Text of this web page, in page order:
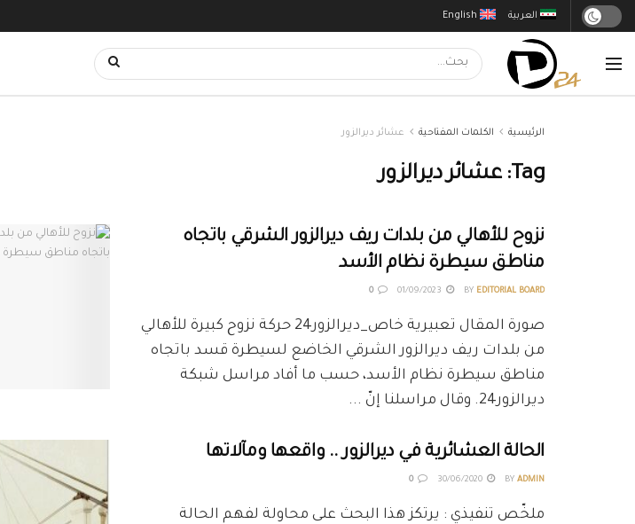
English العربية
الرئيسية الكلمات المفتاحية عشائر ديرالزور
Tag: عشائر ديرالزور
نزوح للأهالي من بلدات ريف ديرالزور الشرقي باتجاه
مناطق سيطرة نظام الأسد
BY EDITORIAL BOARD
0
صورة المقال تعبيرية خاص_ديرالزور24 حركة نزوح كبيرة للأهالي
من بلدات ريف ديرالزور الشرقي الخاضع لسيطرة قسد باتجاه
مناطق سيطرة نظام الأسد، حسب ما أفاد مراسل شبكة
ديرالزور24. وقال مراسلنا إنّ ...
الحالة العشائرية في ديرالزور .. واقعها ومآلاتها
BY ADMIN
0
ملخّص تنفيذي : يرتكز هذا البحث على محاولة لفهم الحالة